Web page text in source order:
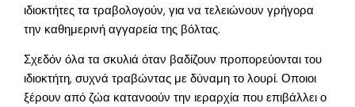
ιδιοκτήτες τα τραβολογούν, για να τελειώνουν γρήγορα
την καθημερινή αγγαρεία της βόλτας.
Σχεδόν όλα τα σκυλιά όταν βαδίζουν προπορεύονται του
ιδιοκτήτη, συχνά τραβώντας με δύναμη το λουρί. Οποιοι
ξέρουν από ζώα κατανοούν την ιεραρχία που επιβάλλει ο